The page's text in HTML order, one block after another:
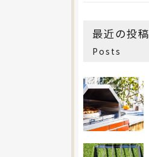
最近の投稿
Posts